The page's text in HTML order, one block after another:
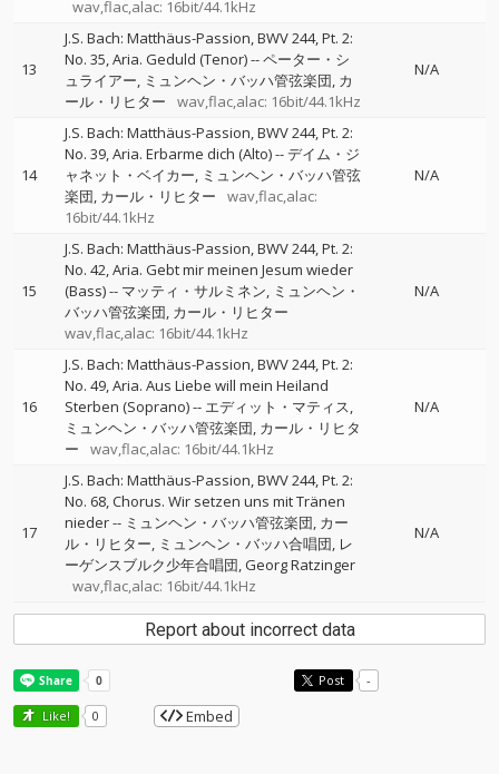
wav,flac,alac: 16bit/44.1kHz
13
J.S. Bach: Matthäus-Passion, BWV 244, Pt. 2:
No. 35, Aria. Geduld (Tenor)--ペーター・シ
ュライアー ミュンヘン・バッハ管弦楽団 カ
ール・リヒター
wav,flac,alac: 16bit/44.1kHz
N/A
14
J.S. Bach: Matthäus-Passion, BWV 244, Pt. 2:
No. 39, Aria. Erbarme dich (Alto)--デイム・ジ
ャネット・ベイカー ミュンヘン・バッハ管弦
楽団 カール・リヒター
wav,flac,alac:
16bit/44.1kHz
N/A
15
J.S. Bach: Matthäus-Passion, BWV 244, Pt. 2:
No. 42, Aria. Gebt mir meinen Jesum wieder
(Bass)-- マッティ・サルミネン ミュンヘン・
バッハ管弦楽団 カール・リヒター
wav,flac,alac: 16bit/44.1kHz
N/A
16
J.S. Bach: Matthäus-Passion, BWV 244, Pt. 2:
No. 49, Aria. Aus Liebe will mein Heiland
Sterben (Soprano)-- エディット・マティス
ミュンヘン・バッハ管弦楽団 カール・リヒタ
ー
wav,flac,alac: 16bit/44.1kHz
N/A
17
J.S. Bach: Matthäus-Passion, BWV 244, Pt. 2:
No. 68, Chorus. Wir setzen uns mit Tränen
nieder-- ミュンヘン・バッハ管弦楽団 カー
ル・リヒター ミュンヘン・バッハ合唱団 レ
ーゲンスブルク少年合唱団 Georg Ratzinger
wav,flac,alac: 16bit/44.1kHz
N/A
Report about incorrect data
Post -
Like! 0 Embed